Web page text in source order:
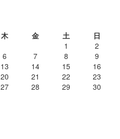
木 金 土
日
1
2
6 7 8
9
13 14 15
16
20 21 22
23
27 28 29
30